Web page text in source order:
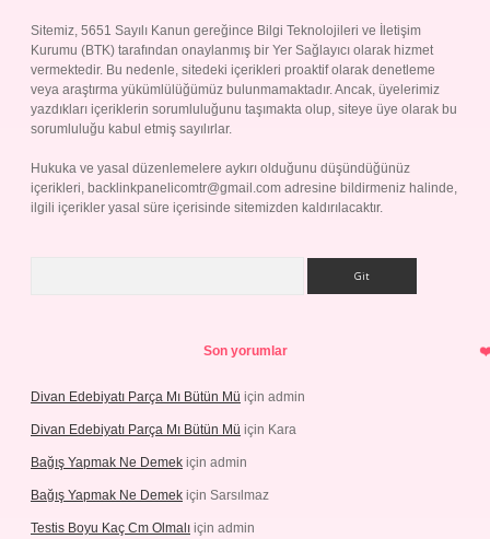
Sitemiz, 5651 Sayılı Kanun gereğince Bilgi Teknolojileri ve İletişim
Kurumu (BTK) tarafından onaylanmış bir Yer Sağlayıcı olarak hizmet
vermektedir. Bu nedenle, sitedeki içerikleri proaktif olarak denetleme
veya araştırma yükümlülüğümüz bulunmamaktadır. Ancak, üyelerimiz
yazdıkları içeriklerin sorumluluğunu taşımakta olup, siteye üye olarak bu
sorumluluğu kabul etmiş sayılırlar.
Hukuka ve yasal düzenlemelere aykırı olduğunu düşündüğünüz
içerikleri, backlinkpanelicomtr@gmail.com adresine bildirmeniz halinde,
ilgili içerikler yasal süre içerisinde sitemizden kaldırılacaktır.
Son yorumlar
Divan Edebiyatı Parça Mı Bütün Mü için admin
Divan Edebiyatı Parça Mı Bütün Mü için Kara
Bağış Yapmak Ne Demek için admin
Bağış Yapmak Ne Demek için Sarsılmaz
Testis Boyu Kaç Cm Olmalı için admin